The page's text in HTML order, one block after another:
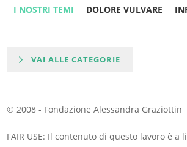
I NOSTRI TEMI DOLORE VULVARE
VAI ALLE CATEGORIE
© 2008 - Fondazione Alessandra Graziottin
FAIR USE: Il contenuto di questo lavoro è a